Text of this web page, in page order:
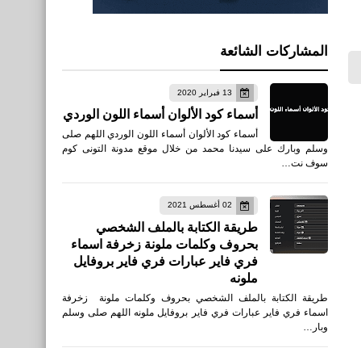
المشاركات الشائعة
13 فبراير 2020
أسماء كود الألوان أسماء اللون الوردي
أسماء كود الألوان أسماء اللون الوردي اللهم صلى
وسلم وبارك على سيدنا محمد من خلال موقع مدونة التونى كوم
سوف نت…
02 أغسطس 2021
طريقة الكتابة بالملف الشخصي
بحروف وكلمات ملونة زخرفة اسماء
فري فاير عبارات فري فاير بروفايل
ملونه
طريقة الكتابة بالملف الشخصي بحروف وكلمات ملونة زخرفة
اسماء فري فاير عبارات فري فاير بروفايل ملونه اللهم صلى وسلم
وبار…